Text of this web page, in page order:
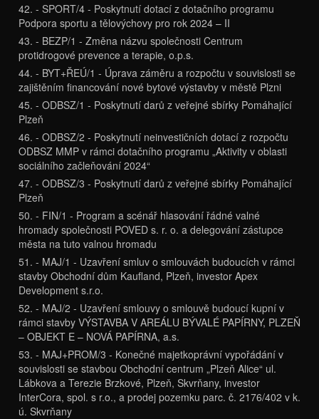
42. - SPORT/4 - Poskytnutí dotací z dotačního programu
Podpora sportu a tělovýchovy pro rok 2024 – II
43. - BEZP/1 - Změna názvu společnosti Centrum
protidrogové prevence a terapie, o.p.s.
44. - BYT+ŘEÚ/1 - Úprava záměru a rozpočtu v souvislosti se
zajištěním financování nové bytové výstavby v městě Plzni
45. - ODBSZ/1 - Poskytnutí darů z veřejné sbírky Pomáhající
Plzeň
46. - ODBSZ/2 - Poskytnutí neinvestičních dotací z rozpočtu
ODBSZ MMP v rámci dotačního programu „Aktivity v oblasti
sociálního začleňování 2024“
47. - ODBSZ/3 - Poskytnutí darů z veřejné sbírky Pomáhající
Plzeň
50. - FIN/1 - Program a scénář hlasování řádné valné
hromady společnosti POVED s. r. o. a delegování zástupce
města na tuto valnou hromadu
51. - MAJ/1 - Uzavření smluv o smlouvách budoucích v rámci
stavby Obchodní dům Kaufland, Plzeň, investor Apex
Development s.r.o.
52. - MAJ/2 - Uzavření smlouvy o smlouvě budoucí kupní v
rámci stavby VÝSTAVBA V AREÁLU BÝVALÉ PAPÍRNY, PLZEŇ
– OBJEKT E – NOVÁ PAPÍRNA, a.s.
53. - MAJ+PROM/3 - Konečné majetkoprávní vypořádání v
souvislosti se stavbou Obchodní centrum „Plzeň Alice“ ul.
Lábkova a Terezie Brzkové, Plzeň, Skvrňany, investor
InterCora, spol. s r.o., a prodej pozemku parc. č. 2176/402 v k.
ú. Skvrňany